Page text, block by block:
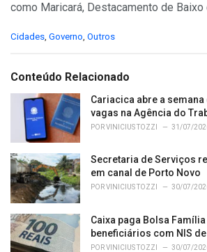
como Maricará, Destacamento de Baixo
C
e
:
Cidades, Governo, Outros
Conteúdo Relacionado
Cariacica abre a
vagas na Agência do
PORVINICIUS TOZZI 31/07/
Secretaria de Serviços
em canal de Porto Novo
PORVINICIUS TOZZI 30/07/
Caixa paga Bolsa
beneficiários com NIS
PORVINICIUS TOZZI 30/07/